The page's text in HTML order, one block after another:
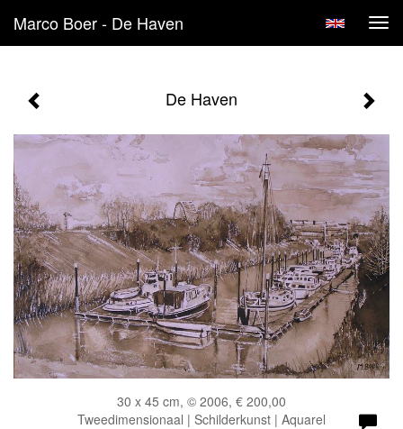
Marco Boer - De Haven
De Haven
30 x 45 cm, © 2006, € 200,00
Tweedimensionaal | Schilderkunst | Aquarel